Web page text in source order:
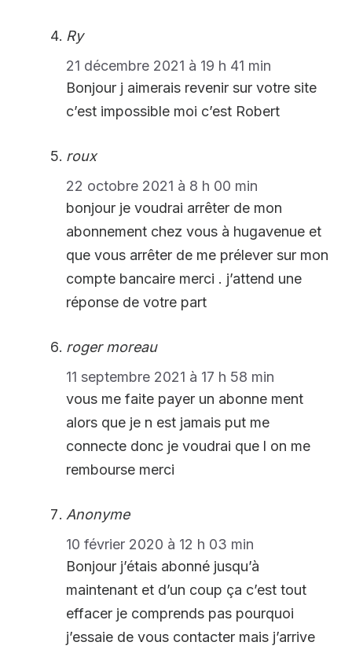
Ry
21 décembre 2021 à 19 h 41 min
Bonjour j aimerais revenir sur votre site
c’est impossible moi c’est Robert
roux
22 octobre 2021 à 8 h 00 min
bonjour je voudrai arrêter de mon
abonnement chez vous à hugavenue et
que vous arrêter de me prélever sur mon
compte bancaire merci . j’attend une
réponse de votre part
roger moreau
11 septembre 2021 à 17 h 58 min
vous me faite payer un abonne ment
alors que je n est jamais put me
connecte donc je voudrai que l on me
rembourse merci
Anonyme
10 février 2020 à 12 h 03 min
Bonjour j’étais abonné jusqu’à
maintenant et d’un coup ça c’est tout
effacer je comprends pas pourquoi
j’essaie de vous contacter mais j’arrive